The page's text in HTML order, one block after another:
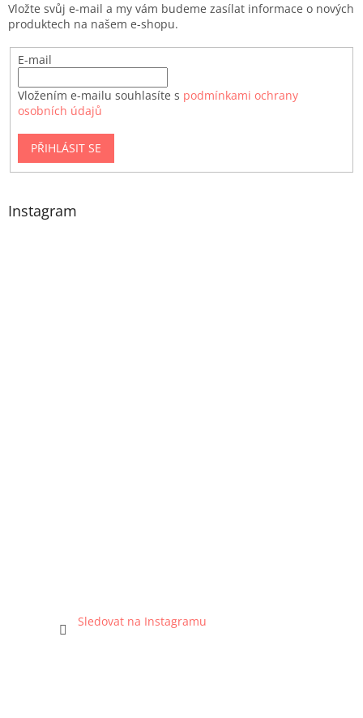
Vložte svůj e-mail a my vám budeme zasílat informace o nových
produktech na našem e-shopu.
E-mail
Vložením e-mailu souhlasíte s podmínkami ochrany
osobních údajů
PŘIHLÁSIT SE
Instagram
Sledovat na Instagramu